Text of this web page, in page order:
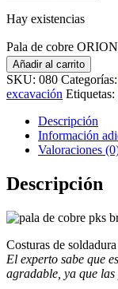
Hay existencias
Pala de cobre
Añadir al carrito
SKU: 080 Categorías:
excavación Etiquetas:
Descripción
Información
Valoraciones
Descripción
Costuras de
El experto sabe que
agradable, ya que